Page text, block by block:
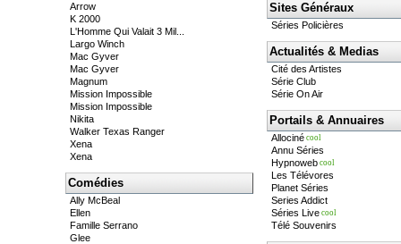
Arrow
K 2000
L'Homme Qui Valait 3 Mil...
Largo Winch
Mac Gyver
Mac Gyver
Magnum
Mission Impossible
Mission Impossible
Nikita
Walker Texas Ranger
Xena
Xena
Comédies
Ally McBeal
Ellen
Famille Serrano
Glee
Sites Généraux
Séries Policières
Actualités & Medias
Cité des Artistes
Série Club
Série On Air
Portails & Annuaires
Allociné cool
Annu Séries
Hypnoweb cool
Les Télévores
Planet Séries
Series Addict
Séries Live cool
Télé Souvenirs